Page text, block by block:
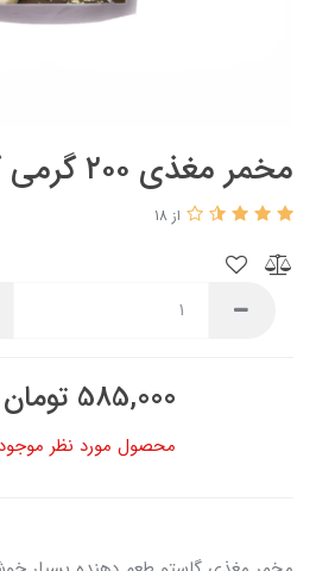
مخمر مغذی ۲۰۰ گرمی گاستو
از 18
585,000 تومان
محصول مورد نظر